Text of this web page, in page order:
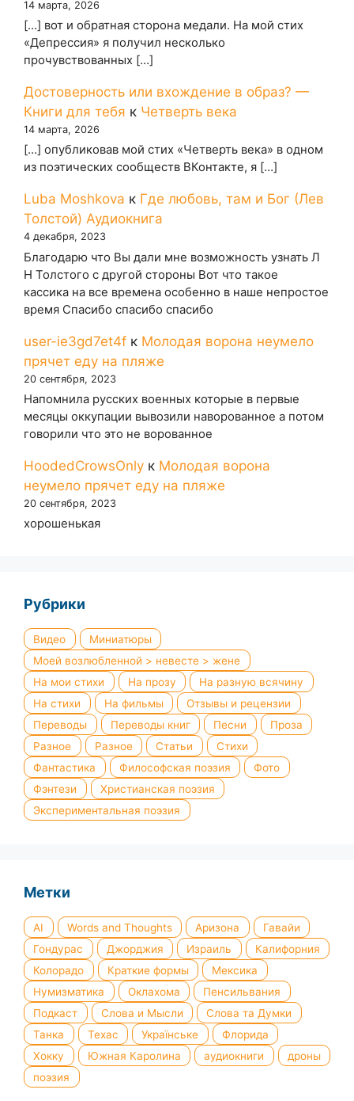
14 марта, 2026
[…] вот и обратная сторона медали. На мой стих
«Депрессия» я получил несколько
прочувствованных […]
Достоверность или вхождение в образ? —
Книги для тебя к Четверть века
14 марта, 2026
[…] опубликовав мой стих «Четверть века» в одном
из поэтических сообществ ВКонтакте, я […]
Luba Moshkova к Где любовь, там и Бог (Лев
Толстой) Аудиокнига
4 декабря, 2023
Благодарю что Вы дали мне возможность узнать Л
Н Толстого с другой стороны Вот что такое
кассика на все времена особенно в наше непростое
время Спасибо спасибо спасибо
user-ie3gd7et4f к Молодая ворона неумело
прячет еду на пляже
20 сентября, 2023
Напомнила русских военных которые в первые
месяцы оккупации вывозили наворованное а потом
говорили что это не ворованное
HoodedCrowsOnly к Молодая ворона
неумело прячет еду на пляже
20 сентября, 2023
хорошенькая
Рубрики
Видео
Миниатюры
Моей возлюбленной > невесте > жене
На мои стихи
На прозу
На разную всячину
На стихи
На фильмы
Отзывы и рецензии
Переводы
Переводы книг Песни
Проза
Разное
Разное Статьи
Стихи
Фантастика
Философская поэзия
Фото
Фэнтези
Христианская поэзия
Экспериментальная поэзия
Метки
AI Words and Thoughts Аризона
Гавайи
Гондурас
Джорджия Израиль
Калифорния
Колорадо
Краткие формы
Мексика
Нумизматика
Оклахома
Пенсильвания
Подкаст
Слова и Мысли
Слова та Думки
Танка
Техас Українське
Флорида
Хокку
Южная Каролина аудиокниги
дроны
поэзия